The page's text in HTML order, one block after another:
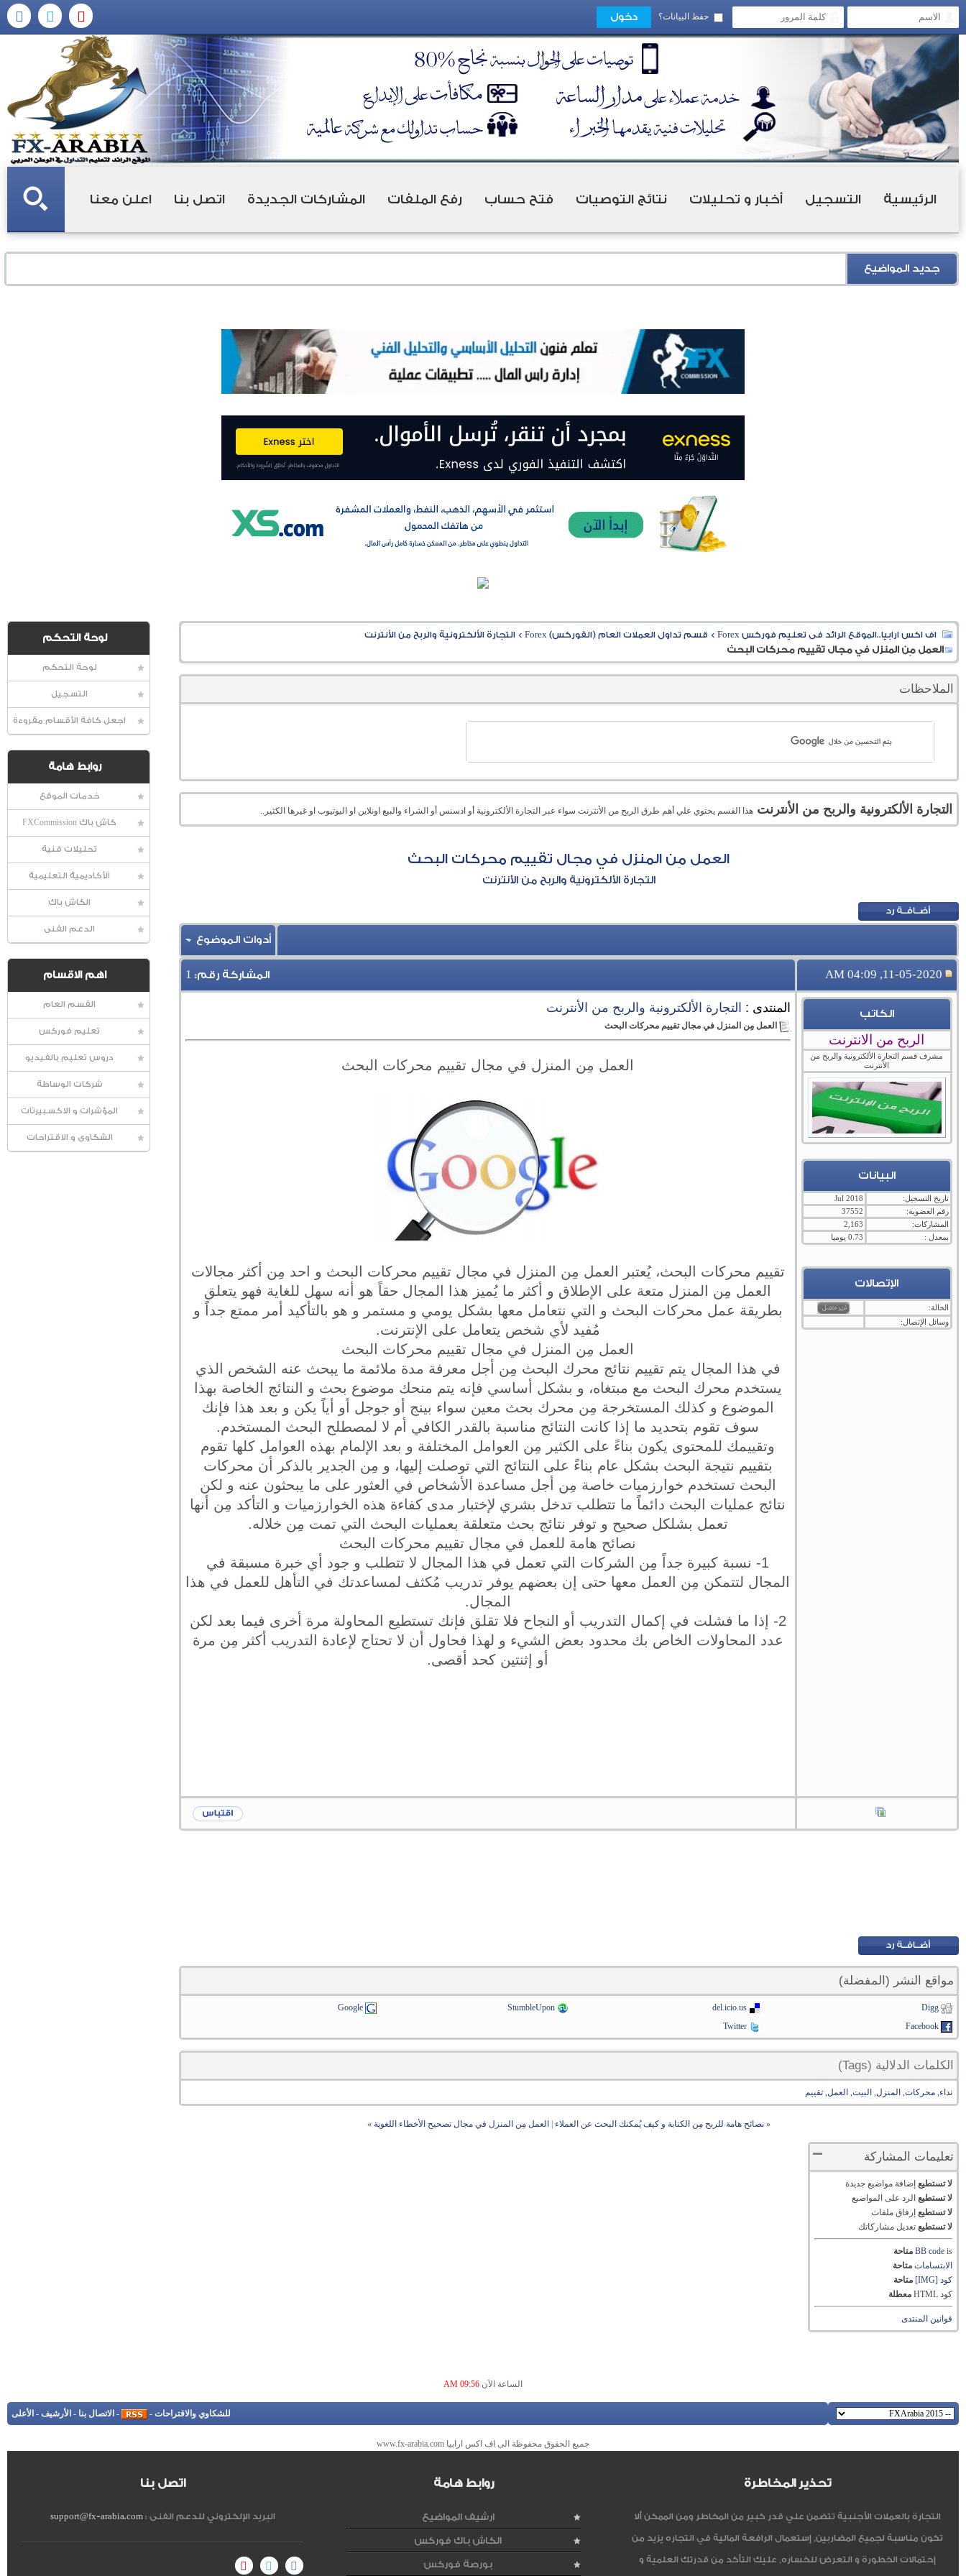
حفظ البيانات؟
الرئيسية التسجيل أخبار و تحليلات نتائج التوصيات فتح حساب رفع الملفات المشاركات الجديدة اتصل بنا اعلن معنا
جديد المواضيع
لوحة التحكم
لوحة التحكم
التسجيل
اجعل كافة الأقسام مقروءة
روابط هامة
خدمات الموقع
كاش باك FXCommission
تحليلات فنية
الأكاديمية التعليمية
الكاش باك
الدعم الفنى
اهم الاقسام
القسم العام
تعليم فوركس
دروس تعليم بالفيديو
شركات الوساطة
المؤشرات و الاكسبيرتات
الشكاوى و الاقتراحات
اف اكس ارابيا..الموقع الرائد فى تعليم فوركس Forex > قسم تداول العملات العام (الفوركس) Forex >التجارة الألكترونية والربح من الأنترنت
العمل مِن المنزل في مجال تقييم محركات البحث
الملاحظات
التجارة الألكترونية والربح من الأنترنت هذا القسم يحتوي علي أهم طرق الربح من الأنترنت سواء عبر التجارة الألكترونية أو ادسنس أو الشراء والبيع اونلاين او اليوتيوب او غيرها الكثير..
العمل مِن المنزل في مجال تقييم محركات البحث
التجارة الألكترونية والربح من الأنترنت
أدوات الموضوع
11-05-2020, 04:09 AM المشاركة رقم: 1
الكاتب
الربح من الانترنت
مشرف قسم التجارة الألكترونية والربح من
الأنترنت
البيانات
تاريخ التسجيل:
Jul 2018
رقم العضوية:
37552
المشاركات:
2,163
بمعدل :
0.73 يوميا
الإتصالات
الحالة:
وسائل الإتصال:
المنتدى : التجارة الألكترونية والربح من الأنترنت
العمل مِن المنزل في مجال تقييم محركات البحث
العمل مِن المنزل في مجال تقييم محركات البحث
تقييم محركات البحث، يُعتبر العمل مِن المنزل في مجال تقييم محركات البحث و احد مِن أكثر مجالات
العمل مِن المنزل متعة على الإطلاق و أكثر ما يُميز هذا المجال حقاً هو أنه سهل للغاية فهو يتعلق
بطريقة عمل محركات البحث و التي نتعامل معها بشكل يومي و مستمر و هو بالتأكيد أمر ممتع جداً و
مُفيد لأي شخص يتعامل على الإنترنت.
العمل مِن المنزل في مجال تقييم محركات البحث
في هذا المجال يتم تقييم نتائج محرك البحث مِن أجل معرفة مدة ملائمة ما يبحث عنه الشخص الذي
يستخدم محرك البحث مع مبتغاه، و بشكل أساسي فإنه يتم منحك موضوع بحث و النتائج الخاصة بهذا
الموضوع و كذلك المستخرجة مِن محرك بحث معين سواء بينج أو جوجل أو أياً يكن و بعد هذا فإنك
سوف تقوم بتحديد ما إذا كانت النتائج مناسبة بالقدر الكافي أم لا لمصطلح البحث المستخدم.
وتقييمك للمحتوى يكون بناءً على الكثير مِن العوامل المختلفة و بعد الإلمام بهذه العوامل كلها تقوم
بتقييم نتيجة البحث بشكل عام بناءً على النتائج التي توصلت إليها، و مِن الجدير بالذكر أن محركات
البحث تستخدم خوارزميات خاصة مِن أجل مساعدة الأشخاص في العثور على ما يبحثون عنه و لكن
نتائج عمليات البحث دائماً ما تتطلب تدخل بشري لإختبار مدى كفاءة هذه الخوارزميات و التأكد مِن أنها
تعمل بشلكل صحيح و توفر نتائج بحث متعلقة بعمليات البحث التي تمت مِن خلاله.
نصائح هامة للعمل في مجال تقييم محركات البحث
1- نسبة كبيرة جداً مِن الشركات التي تعمل في هذا المجال لا تتطلب و جود أي خبرة مسبقة في
المجال لتتمكن مِن العمل معها حتى إن بعضهم يوفر تدريب مُكثف لمساعدتك في التأهل للعمل في هذا
المجال.
2- إذا ما فشلت في إكمال التدريب أو النجاح فلا تقلق فإنك تستطيع المحاولة مرة أخرى فيما بعد لكن
عدد المحاولات الخاص بك محدود بعض الشيء و لهذا فحاول أن لا تحتاج لإعادة التدريب أكثر مِن مرة
أو إثنتين كحد أقصى.
مواقع النشر (المفضلة)
Digg
del.icio.us
StumbleUpon
Google
Facebook
Twitter
الكلمات الدلالية (Tags)
نداء,محركات, المنزل, البيت, العمل,تقييم
« نصائح هامة للربح مِن الكتابة و كيف يُمكنك البحث عن العملاء العمل مِن المنزل في مجال تصحيح الأخطاء اللغوية »
تعليمات المشاركة
لا تستطيع إضافة مواضيع جديدة
لا تستطيع الرد على المواضيع
لا تستطيع إرفاق ملفات
لا تستطيع تعديل مشاركاتك
BB codeis
متاحة
الابتسامات متاحة
كود [IMG]
متاحة
كود HTML
معطلة
قوانين المنتدى
الساعة الآن 09:56 AM
للشكاوي والاقتراحات -
- الاتصال بنا - الأرشيف - الأعلى
جميع الحقوق محفوظة الى اف اكس ارابيا www.fx-arabia.com
تحذير المخاطرة
التجارة بالعملات الأجنبية تتضمن علي قدر كبير من المخاطر ومن الممكن ألا
تكون مناسبة لجميع المضاربين, إستعمال الرافعة المالية في التجاره يزيد من
إحتمالات الخطورة و التعرض للخساره, عليك التأكد من قدرتك العلمية و
روابط هامة
ارشيف المواضيع
الكاش باك فوركس
بورصة فوركس
اتصل بنا
البريد الإلكتروني للدعم الفنى :support@fx-arabia.com